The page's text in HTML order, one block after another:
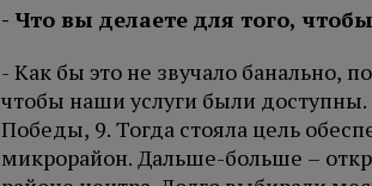
- Что вы делаете для того,
- Как бы это не звучало банально,
чтобы наши услуги были
Победы, 9. Тогда стояла цель
микрорайон. Дальше-больше –